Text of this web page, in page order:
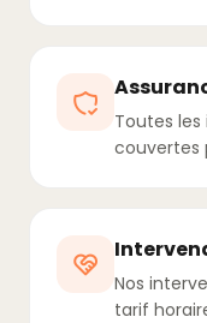
Toutes
couvertes
Nos
tarif